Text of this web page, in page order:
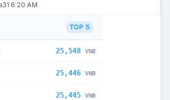
6:20 AM
TOP 5
25,548 VNĐ
25,446 VNĐ
25,445 VNĐ